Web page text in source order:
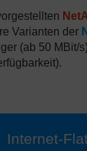
Varianten der
(ab 50 MBit/
Internet-